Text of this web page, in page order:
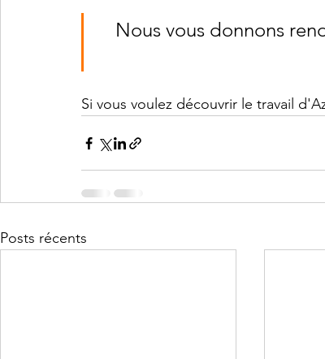
Nous vous donnons
Si vous voulez découvrir le travail
Posts récents